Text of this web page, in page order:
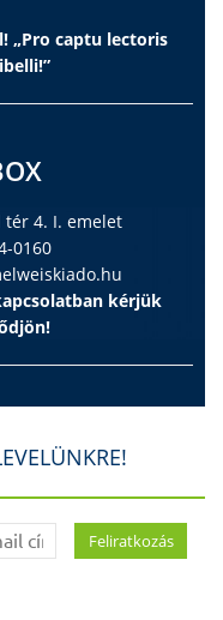
„Pro captu lectoris
tér 4. I. emelet
0160
kérjük